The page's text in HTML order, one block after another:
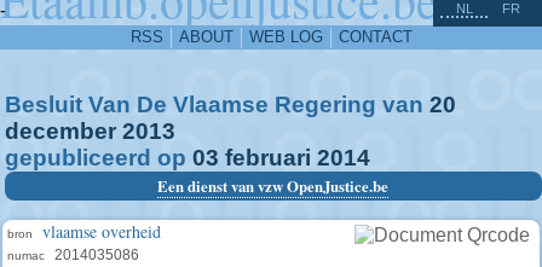
-
RSS ABOUT WEB LOG CONTACT
NL FR
Besluit Van De Vlaamse Regering van 20
december 2013
gepubliceerd op 03 februari 2014
Een dienst van vzw OpenJustice.be
bron vlaamse overheid
numac 2014035086
^